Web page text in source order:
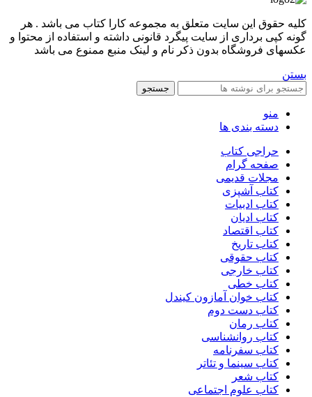
کليه حقوق اين سايت متعلق به مجموعه کارا کتاب می باشد . هر
گونه کپی برداری از سایت پیگرد قانونی داشته و استفاده از محتوا و
عکسهای فروشگاه بدون ذکر نام و لینک منبع ممنوع می باشد
بستن
جستجو
منو
دسته بندی ها
حراجی کتاب
صفحه گرام
مجلات قدیمی
کتاب آشپزی
کتاب ادبیات
کتاب ادیان
کتاب اقتصاد
کتاب تاریخ
کتاب حقوقی
کتاب خارجی
کتاب خطی
کتاب خوان آمازون کیندل
کتاب دست دوم
کتاب رمان
کتاب روانشناسی
کتاب سفرنامه
کتاب سینما و تئاتر
کتاب شعر
کتاب علوم اجتماعی